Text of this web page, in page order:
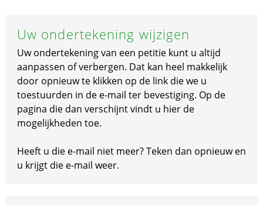
Uw ondertekening wijzigen
Uw ondertekening van een petitie kunt u altijd
aanpassen of verbergen. Dat kan heel makkelijk
door opnieuw te klikken op de link die we u
toestuurden in de e-mail ter bevestiging. Op de
pagina die dan verschijnt vindt u hier de
mogelijkheden toe.
Heeft u die e-mail niet meer? Teken dan opnieuw en
u krijgt die e-mail weer.